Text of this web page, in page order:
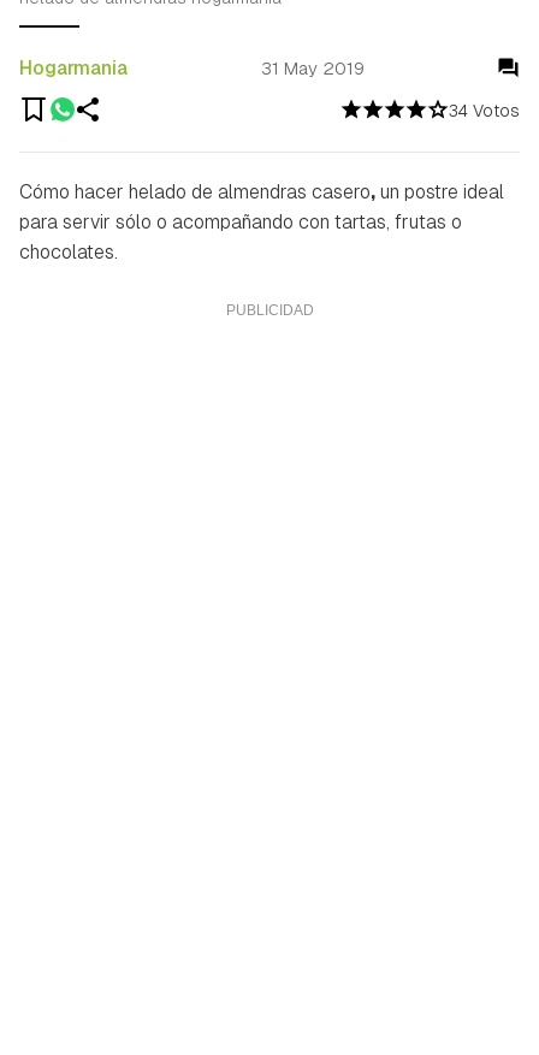
34 Votos
Hogarmania 31 May 2019
Cómo hacer helado de almendras casero,un postre ideal
para servir sólo o acompañando con tartas, frutas o
chocolates.